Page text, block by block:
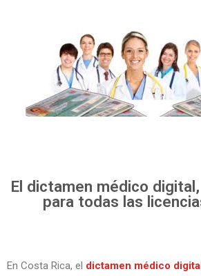
El dictamen médico
para todas las
En Costa Rica, el dictamen médico